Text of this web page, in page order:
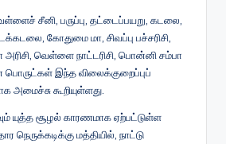
சீனி, பருப்பு, தட்டைப்பயறு, கடலை,
கோதுமை மா, சிவப்பு பச்சரிசி,
அரிசி, வெள்ளை நாட்டரிசி, பொன்னி சம்பா
இந்த விலைக்குறைப்புப்
அமைச்சு கூறியுள்ளது.
யுத்த சூழல் காரணமாக ஏற்பட்டுள்ள
நெருக்கடிக்கு மத்தியில், நாட்டு